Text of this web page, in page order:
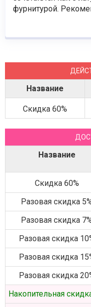
фурнитурой.
Название
Скидка 60%
Название
Скидка 60%
Разовая скидка
Разовая скидка
Разовая скидка
Разовая скидка
Разовая скидка
Накопительная